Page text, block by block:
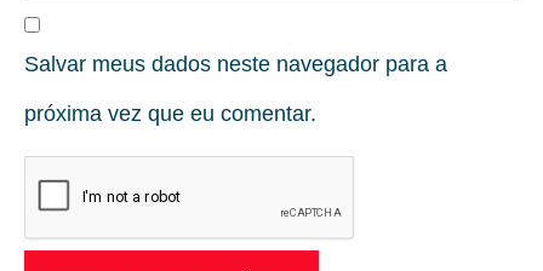
Salvar meus dados neste navegador para a
próxima vez que eu comentar.